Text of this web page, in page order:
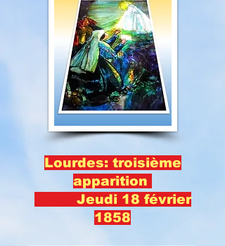
Lourdes: troisième
apparition
Jeudi 18 février
1858